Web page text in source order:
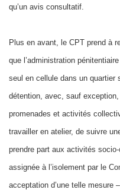
qu’un avis consultatif.
Plus en avant, le CPT prend à
que l’administration
seul en cellule dans un quartier
détention, avec, sauf
promenades et activités
travailler en atelier, de suivre
prendre part aux activités
assignée à l’isolement par le
acceptation d’une telle mesure